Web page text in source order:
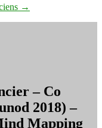
→
– Co
2018) –
Mapping